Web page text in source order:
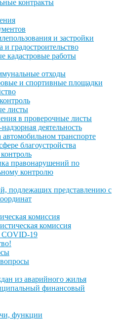
контракты
и застройки
и градостроительство
кадастровые работы
отходы
и спортивные площадки
листы
в проверочные листы
деятельность
автомобильном транспорте
благоустройства
правонарушений по
контролю
подлежащих представлению с
комиссия
комиссия
19
из аварийного жилья
финансовый
функции